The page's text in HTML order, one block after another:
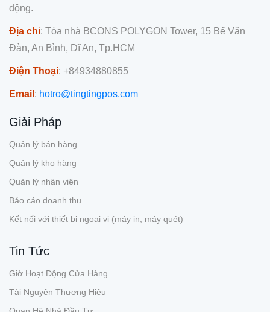
động.
Địa chỉ: Tòa nhà BCONS POLYGON Tower, 15 Bế Văn
Đàn, An Bình, Dĩ An, Tp.HCM
Điện Thoại: +84934880855
Email : hotro@tingtingpos.com
Giải Pháp
Quản lý bán hàng
Quản lý kho hàng
Quản lý nhân viên
Báo cáo doanh thu
Kết nối với thiết bị ngoại vi (máy in, máy quét)
Tin Tức
Giờ Hoạt Động Cửa Hàng
Tài Nguyên Thương Hiệu